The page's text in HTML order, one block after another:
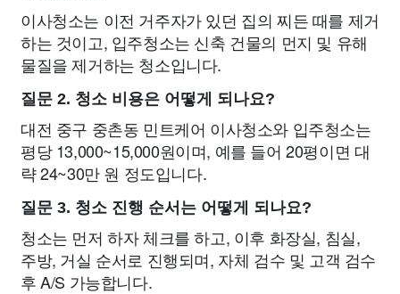
이사청소는 이전 거주자가 있던 집의 찌든 때를 제거
하는 것이고, 입주청소는 신축 건물의 먼지 및 유해
물질을 제거하는 청소입니다.
질문 2. 청소 비용은 어떻게 되나요?
대전 중구 중촌동 민트케어 이사청소와 입주청소는
평당 13,000~15,000원이며, 예를 들어 20평이면 대
략 24~30만 원 정도입니다.
질문 3. 청소 진행 순서는 어떻게 되나요?
청소는 먼저 하자 체크를 하고, 이후 화장실, 침실,
주방, 거실 순서로 진행되며, 자체 검수 및 고객 검수
후 A/S 가능합니다.